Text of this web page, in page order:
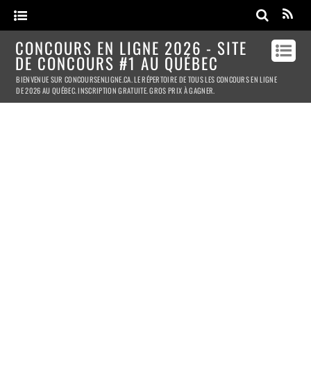
CONCOURS EN LIGNE 2026 - SITE
DE CONCOURS #1 AU QUÉBEC
BIENVENUE SUR CONCOURSENLIGNE.CA. LE RÉPERTOIRE DE TOUS LES CONCOURS EN LIGNE
DE 2026 AU QUÉBEC. INSCRIPTION GRATUITE. GROS PRIX À GAGNER.